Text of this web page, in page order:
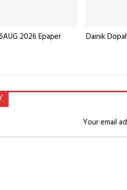
2026 Epaper Dainik
Your email